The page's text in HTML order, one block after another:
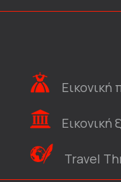
Εικονική
Εικονική
Travel